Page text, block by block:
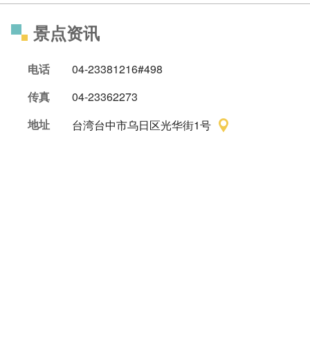
景点资讯
电话
04-23381216#498
传真
04-23362273
地址
台湾台中市乌日区光华街1号